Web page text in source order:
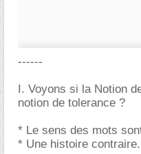
------
I. Voyons si la Notion
notion de tolerance ?
* Le sens des mots
* Une histoire contraire.